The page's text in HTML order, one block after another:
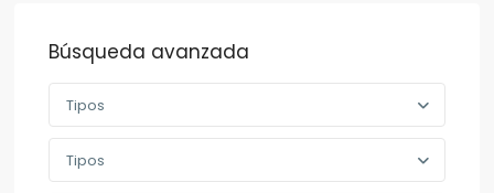
Búsqueda avanzada
Tipos
Tipos